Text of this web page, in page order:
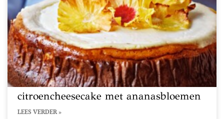
citroencheesecake met ananasbloemen
LEES VERDER »